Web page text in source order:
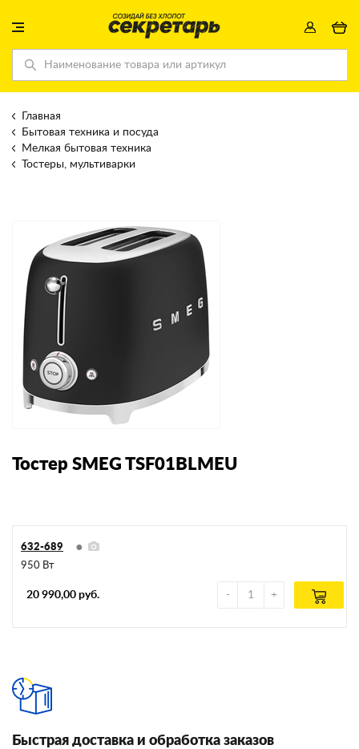
Главная
Бытовая техника и посуда
Мелкая бытовая техника
Тостеры, мультиварки
Тостер SMEG TSF01BLMEU
632-689
950 Вт
20 990,00 руб.
Быстрая доставка и обработка заказов